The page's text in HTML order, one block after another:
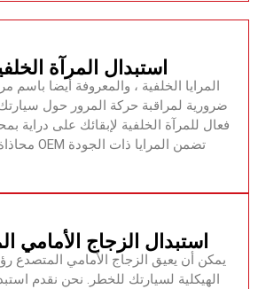
‏استبدال المرآة
‏المرايا الخلفية ، والمعروفة أيضا باسم
ضرورية لمراقبة حركة المرور حول
فعال للمرآة الخلفية لإبقائك على دراية
‏تضمن المرايا ذات الجودة OEM محاذاة ووظيفة مثالية.‏
‏استبدال الزجاج الأمامي
‏يمكن أن يعيق الزجاج الأمامي المتصدع
الهيكلية لسيارتك للخطر.‏ ‏نحن نقدم